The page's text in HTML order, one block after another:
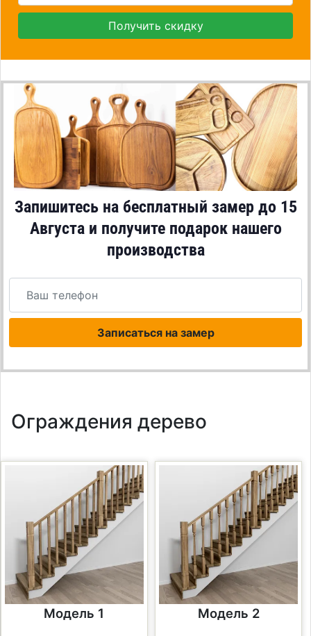
Получить скидку
Запишитесь на бесплатный замер до 15
Августаи получите подарок нашего
производства
Записаться на замер
Ограждения дерево
Модель 1 Модель 2